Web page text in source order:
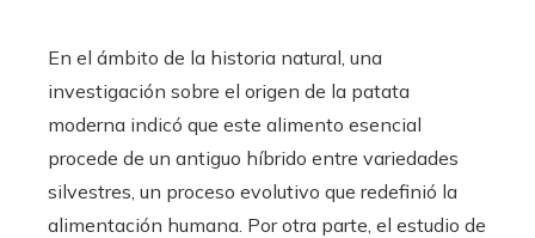
En el ámbito de la historia natural, una
investigación sobre el origen de la patata
moderna indicó que este alimento esencial
procede de un antiguo híbrido entre variedades
silvestres, un proceso evolutivo que redefinió la
alimentación humana. Por otra parte, el estudio de